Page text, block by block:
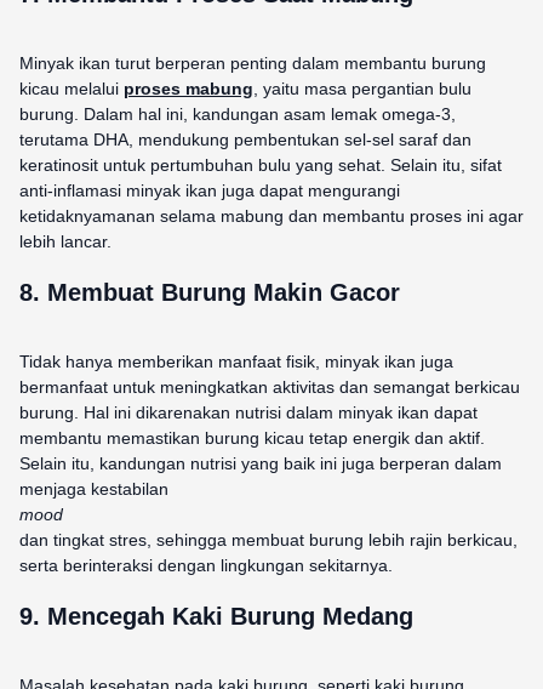
Minyak ikan turut berperan penting dalam membantu burung
kicau melalui proses mabung , yaitu masa pergantian bulu
burung. Dalam hal ini, kandungan asam lemak omega-3,
terutama DHA, mendukung pembentukan sel-sel saraf dan
keratinosit untuk pertumbuhan bulu yang sehat. Selain itu, sifat
anti-inflamasi minyak ikan juga dapat mengurangi
ketidaknyamanan selama mabung dan membantu proses ini agar
lebih lancar.
8. Membuat Burung Makin Gacor
Tidak hanya memberikan manfaat fisik, minyak ikan juga
bermanfaat untuk meningkatkan aktivitas dan semangat berkicau
burung. Hal ini dikarenakan nutrisi dalam minyak ikan dapat
membantu memastikan burung kicau tetap energik dan aktif.
Selain itu, kandungan nutrisi yang baik ini juga berperan dalam
menjaga kestabilan
mood
dan tingkat stres, sehingga membuat burung lebih rajin berkicau,
serta berinteraksi dengan lingkungan sekitarnya.
9. Mencegah Kaki Burung Medang